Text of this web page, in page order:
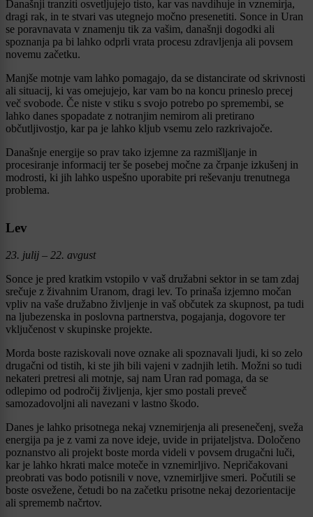
Današnji tranziti osvetljujejo tisto, kar vas navdihuje in vznemirja,
dragi rak, in te stvari vas utegnejo močno presenetiti. Sonce in Uran
se poravnavata v znamenju tik za vašim, današnji dogodki ali
spoznanja pa bi lahko odprli vrata procesu zdravljenja ali povsem
novemu začetku.
Manjše motnje vam lahko pomagajo, da se distancirate od skrivnosti
ali situacij, ki vas omejujejo, kar vam bo na koncu prineslo precej
več svobode. Če niste v stiku s svojo potrebo po spremembi, se
lahko danes spopadate z notranjim nemirom ali pretirano
občutljivostjo, kar pa je lahko kljub vsemu zelo razkrivajoče.
Današnje energije so prav tako izjemne za razmišljanje in
procesiranje informacij ter še posebej močne za črpanje izkušenj in
modrosti, ki jih lahko uspešno uporabite pri reševanju trenutnega
problema.
Lev
23. julij – 22. avgust
Sonce je pred kratkim vstopilo v vaš družabni sektor in se tam zdaj
srečuje z živahnim Uranom, dragi lev. To prinaša izjemno močan
vpliv na vaše družabno življenje in vaš občutek za skupnost, pa tudi
na ljubezenska in poslovna partnerstva, pogajanja, dogovore ter
vključenost v skupinske projekte.
Morda boste raziskovali nove oznake ali spoznavali ljudi, ki so zelo
drugačni od tistih, ki ste jih bili vajeni v zadnjih letih. Možni so tudi
nekateri pretresi ali motnje, saj nam Uran rad pomaga, da se
odlepimo od področij življenja, kjer smo postali preveč
samozadovoljni ali navezani v lastno škodo.
Danes je lahko prisotnega nekaj vznemirjenja ali presenečenj, sveža
energija pa je z vami za nove ideje, uvide in prijateljstva. Določeno
poznanstvo ali projekt boste morda videli v povsem drugačni luči,
kar je lahko hkrati malce moteče in vznemirljivo. Nepričakovani
preobrati vas bodo potisnili v nove, vznemirljive smeri. Počutili se
boste osvežene, četudi bo na začetku prisotne nekaj dezorientacije
ali sprememb načrtov.